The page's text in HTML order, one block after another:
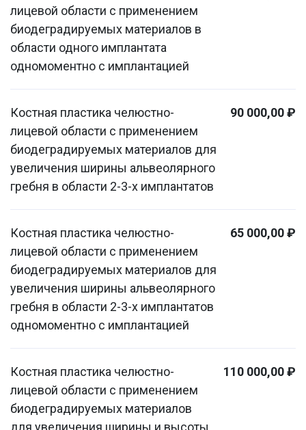
лицевой области с применением
биодеградируемых материалов в
области одного имплантата
одномоментно с имплантацией
Костная пластика челюстно-
лицевой области с применением
биодеградируемых материалов для
увеличения ширины альвеолярного
гребня в области 2-3-х имплантатов
90 000,00 ₽
Костная пластика челюстно-
лицевой области с применением
биодеградируемых материалов для
увеличения ширины альвеолярного
гребня в области 2-3-х имплантатов
одномоментно с имплантацией
65 000,00 ₽
Костная пластика челюстно-
лицевой области с применением
биодеградируемых материалов
для увеличения ширины и высоты
110 000,00 ₽